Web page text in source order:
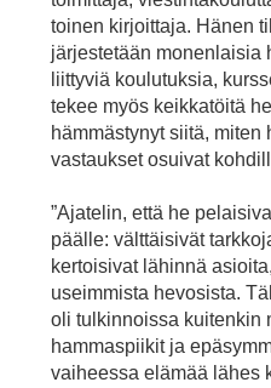
toinen kirjoittaja. Hänen
järjestetään monenlaisia
liittyviä koulutuksia,
tekee myös keikkatöitä
hämmästynyt siitä,
vastaukset osuivat
”Ajatelin, että he
päälle: välttäisivät
kertoisivat lähinnä
useimmista hevosista.
oli tulkinnoissa kuitenkin
hammaspiikit ja
vaiheessa elämää lähes